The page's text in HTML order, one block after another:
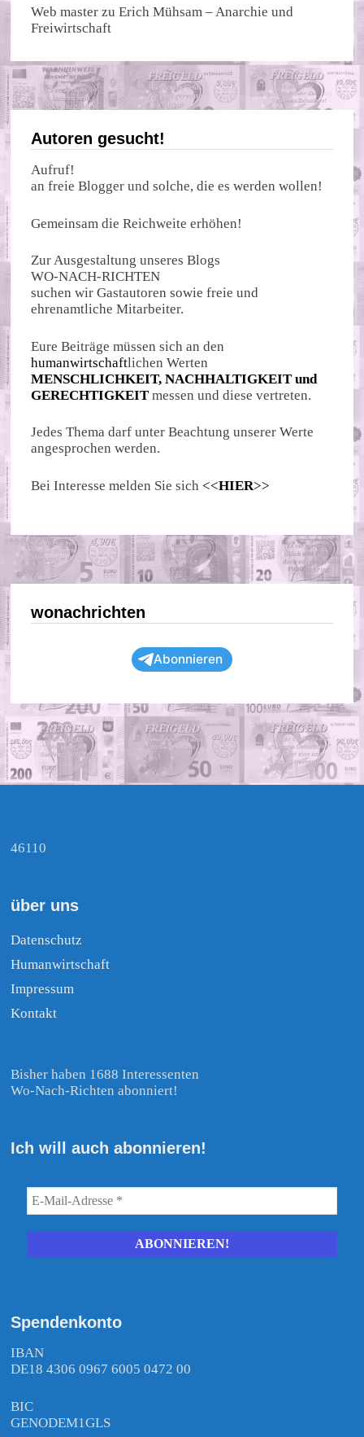
Web master zuErich Mühsam – Anarchie und
Freiwirtschaft
Autoren gesucht!
Aufruf!
an freie Blogger und solche, die es werden wollen!
Gemeinsam die Reichweite erhöhen!
Zur Ausgestaltung unseres Blogs
WO-NACH-RICHTEN
suchen wir Gastautoren sowie freie und
ehrenamtliche Mitarbeiter.
Eure Beiträge müssen sich an den
humanwirtschaftlichen Werten
MENSCHLICHKEIT, NACHHALTIGKEIT und
GERECHTIGKEIT messen und diese vertreten.
Jedes Thema darf unter Beachtung unserer Werte
angesprochen werden.
Bei Interesse melden Sie sich <<HIER>>
wonachrichten
Abonnieren
46110
über uns
Datenschutz
Humanwirtschaft
Impressum
Kontakt
Bisher haben 1688 Interessenten
Wo-Nach-Richten abonniert!
Ich will auch abonnieren!
Spendenkonto
IBAN
DE18 4306 0967 6005 0472 00
BIC
GENODEM1GLS